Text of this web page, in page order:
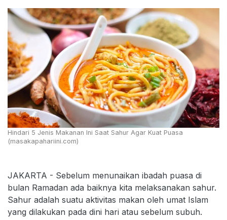
Hindari 5 Jenis Makanan Ini Saat Sahur Agar Kuat Puasa
(masakapahariini.com)
JAKARTA - Sebelum menunaikan ibadah puasa di
bulan Ramadan ada baiknya kita melaksanakan sahur.
Sahur adalah suatu aktivitas makan oleh umat Islam
yang dilakukan pada dini hari atau sebelum subuh.